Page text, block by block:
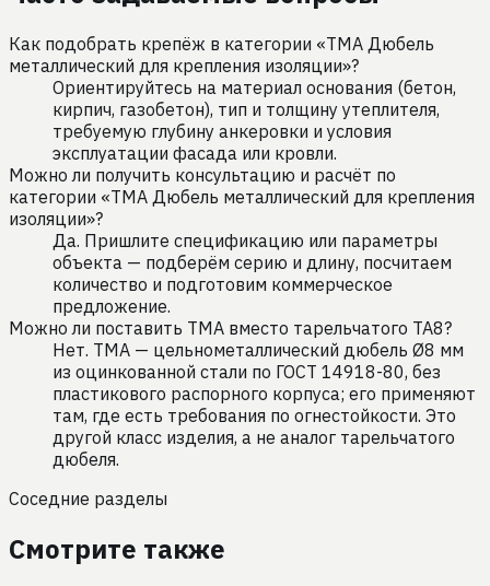
Как подобрать крепёж в категории «TMA Дюбель
металлический для крепления изоляции»?
Ориентируйтесь на материал основания (бетон,
кирпич, газобетон), тип и толщину утеплителя,
требуемую глубину анкеровки и условия
эксплуатации фасада или кровли.
Можно ли получить консультацию и расчёт по
категории «TMA Дюбель металлический для крепления
изоляции»?
Да. Пришлите спецификацию или параметры
объекта — подберём серию и длину, посчитаем
количество и подготовим коммерческое
предложение.
Можно ли поставить ТМА вместо тарельчатого ТА8?
Нет. ТМА — цельнометаллический дюбель Ø8 мм
из оцинкованной стали по ГОСТ 14918-80, без
пластикового распорного корпуса; его применяют
там, где есть требования по огнестойкости. Это
другой класс изделия, а не аналог тарельчатого
дюбеля.
Соседние разделы
Смотрите также